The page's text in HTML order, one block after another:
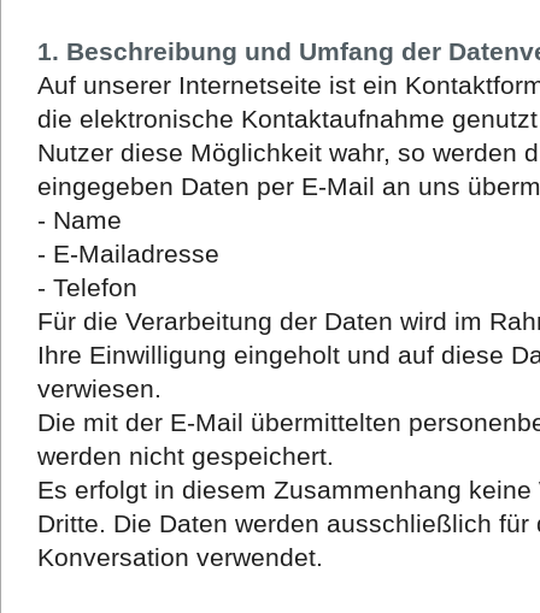
1. Beschreibung und Umfang der
Auf unserer Internetseite ist ein
die elektronische Kontaktaufnahme
Nutzer diese Möglichkeit wahr, so werden
eingegeben Daten per E-Mail an uns
- Name
- E-Mailadresse
- Telefon
Für die Verarbeitung der Daten wird im
Ihre Einwilligung eingeholt und auf diese
verwiesen.
Die mit der E-Mail übermittelten
werden nicht gespeichert.
Es erfolgt in diesem Zusammenhang
Dritte. Die Daten werden ausschließlich für
Konversation verwendet.